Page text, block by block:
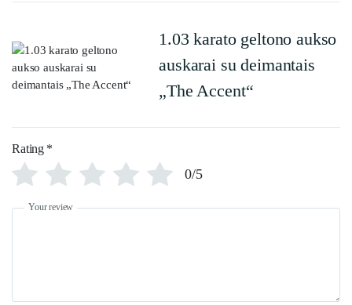
1.03 karato geltono aukso
auskarai su deimantais
„The Accent“
Rating *
0/5
Your review